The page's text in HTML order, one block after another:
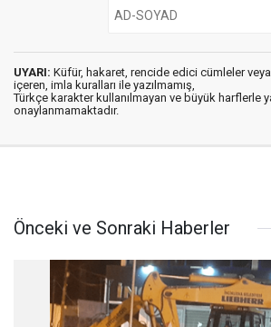
UYARI: Küfür, hakaret, rencide edici cümleler veya
içeren, imla kuralları ile yazılmamış,
Türkçe karakter kullanılmayan ve büyük harflerle
onaylanmamaktadır.
Önceki ve Sonraki Haberler